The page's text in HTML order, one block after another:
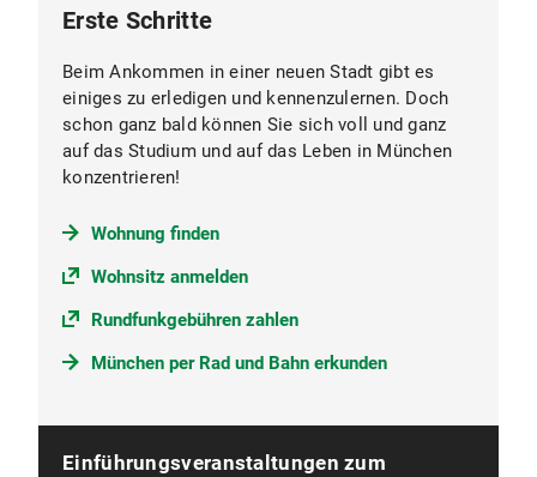
Erste Schritte
Beim Ankommen in einer neuen Stadt gibt es
einiges zu erledigen und kennenzulernen. Doch
schon ganz bald können Sie sich voll und ganz
auf das Studium und auf das Leben in München
konzentrieren!
Wohnung finden
Wohnsitz anmelden
Rundfunkgebühren zahlen
München per Rad und Bahn erkunden
Einführungsveranstaltungen zum